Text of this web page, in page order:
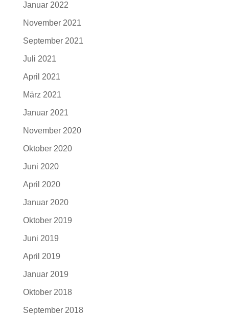
Januar 2022
November 2021
September 2021
Juli 2021
April 2021
März 2021
Januar 2021
November 2020
Oktober 2020
Juni 2020
April 2020
Januar 2020
Oktober 2019
Juni 2019
April 2019
Januar 2019
Oktober 2018
September 2018